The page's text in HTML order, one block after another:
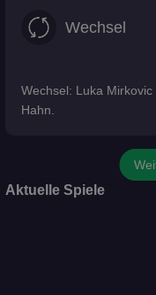
Wechsel
Wechsel: Luka
Hahn.
Aktuelle Spiele